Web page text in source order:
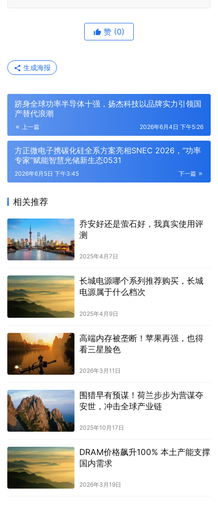
赞 (0)
生成海报
跻身全球功率半导体十强，扬杰科技以品牌实力引领国
产替代浪潮
上一篇 2026年6月4日 下午5:26
方正微电子携碳化硅全系方案亮相SNEC 2026，“功率
专家”赋能智慧光储新生态0531
下一篇
2026年6月5日 下午3:45
相关推荐
乔安好还是萤石好，我真实使用评
测
2025年4月7日
长城电源哪个系列推荐购买，长城
电源属于什么档次
2025年4月9日
高端内存被垄断！苹果再强，也得
看三星脸色
2026年3月11日
围猎早有预谋！荷兰步步为营谋夺
安世，冲击全球产业链
2025年10月17日
DRAM价格飙升100% 本土产能支撑
国内需求
2026年3月19日